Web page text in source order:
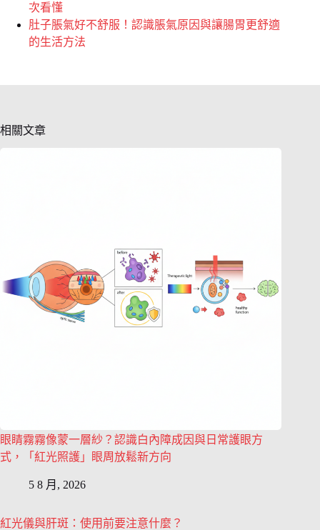
次看懂
肚子脹氣好不舒服！認識脹氣原因與讓腸胃更舒適
的生活方法
相關文章
眼睛霧霧像蒙一層紗？認識白內障成因與日常護眼方
式，「紅光照護」眼周放鬆新方向
5 8 月, 2026
紅光儀與肝斑：使用前要注意什麼？